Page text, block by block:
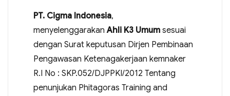
PT. Cigma Indonesia,
menyelenggarakanAhli K3 Umumsesuai
dengan Surat keputusan Dirjen Pembinaan
Pengawasan Ketenagakerjaan kemnaker
R.I No : SKP.052/DJPPKI/2012 Tentang
penunjukan Phitagoras Training and